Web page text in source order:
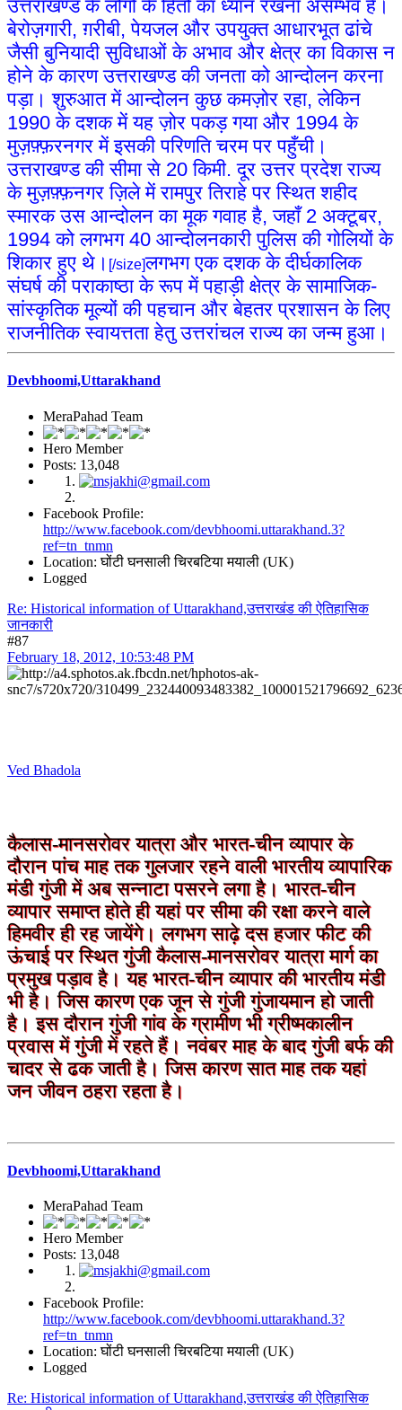
उत्तराखण्ड के लोगों के हितों का ध्यान रखना असम्भव है।
बेरोज़गारी, ग़रीबी, पेयजल और उपयुक्त आधारभूत ढांचे
जैसी बुनियादी सुविधाओं के अभाव और क्षेत्र का विकास न
होने के कारण उत्तराखण्ड की जनता को आन्दोलन करना
पड़ा। शुरुआत में आन्दोलन कुछ कमज़ोर रहा, लेकिन
1990 के दशक में यह ज़ोर पकड़ गया और 1994 के
मुज़फ़्फ़रनगर में इसकी परिणति चरम पर पहुँची।
उत्तराखण्ड की सीमा से 20 किमी. दूर उत्तर प्रदेश राज्य
के मुज़फ़्फ़नगर ज़िले में रामपुर तिराहे पर स्थित शहीद
स्मारक उस आन्दोलन का मूक गवाह है, जहाँ 2 अक्टूबर,
1994 को लगभग 40 आन्दोलनकारी पुलिस की गोलियों के
शिकार हुए थे। [/size]लगभग एक दशक के दीर्घकालिक
संघर्ष की पराकाष्ठा के रूप में पहाड़ी क्षेत्र के सामाजिक-
सांस्कृतिक मूल्यों की पहचान और बेहतर प्रशासन के लिए
राजनीतिक स्वायत्तता हेतु उत्तरांचल राज्य का जन्म हुआ।
Devbhoomi,Uttarakhand
MeraPahad Team
Hero Member
Posts: 13,048
Facebook Profile:
http://www.facebook.com/devbhoomi.uttarakhand.3?
ref=tn_tnmn
Location: घोंटी घनसाली चिरबटिया मयाली (UK)
Logged
Re: Historical information of Uttarakhand,उत्तराखंड की ऐतिहासिक
जानकारी
#87
February 18, 2012, 10:53:48 PM
Ved Bhadola
कैलास-मानसरोवर यात्रा और भारत-चीन व्यापार के
दौरान पांच माह तक गुलजार रहने वाली भारतीय व्यापारिक
मंडी गुंजी में अब सन्नाटा पसरने लगा है। भारत-चीन
व्यापार समाप्त होते ही यहां पर सीमा की रक्षा करने वाले
हिमवीर ही रह जायेंगे। लगभग साढ़े दस हजार फीट की
ऊंचाई पर स्थित गुंजी कैलास-मानसरोवर यात्रा मार्ग का
प्रमुख पड़ाव है। यह भारत-चीन व्यापार की भारतीय मंडी
भी है। जिस कारण एक जून से गुंजी गुंजायमान हो जाती
है। इस दौरान गुंजी गांव के ग्रामीण भी ग्रीष्मकालीन
प्रवास में गुंजी में रहते हैं। नवंबर माह के बाद गुंजी बर्फ की
चादर से ढक जाती है। जिस कारण सात माह तक यहां
जन जीवन ठहरा रहता है।
Devbhoomi,Uttarakhand
MeraPahad Team
Hero Member
Posts: 13,048
Facebook Profile:
http://www.facebook.com/devbhoomi.uttarakhand.3?
ref=tn_tnmn
Location: घोंटी घनसाली चिरबटिया मयाली (UK)
Logged
Re: Historical information of Uttarakhand,उत्तराखंड की ऐतिहासिक